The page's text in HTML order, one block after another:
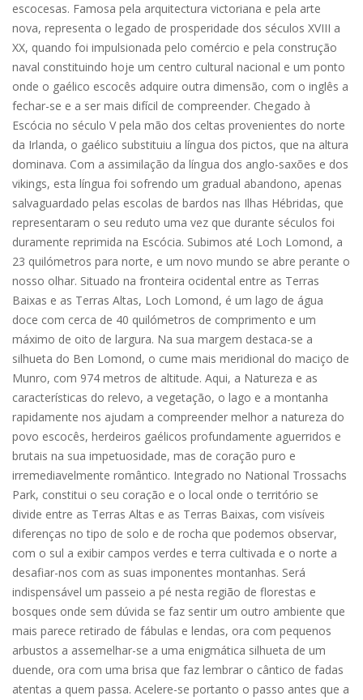
escocesas. Famosa pela arquitectura victoriana e pela arte
nova, representa o legado de prosperidade dos séculos XVIII a
XX, quando foi impulsionada pelo comércio e pela construção
naval constituindo hoje um centro cultural nacional e um ponto
onde o gaélico escocês adquire outra dimensão, com o inglês a
fechar-se e a ser mais difícil de compreender. Chegado à
Escócia no século V pela mão dos celtas provenientes do norte
da Irlanda, o gaélico substituiu a língua dos pictos, que na altura
dominava. Com a assimilação da língua dos anglo-saxões e dos
vikings, esta língua foi sofrendo um gradual abandono, apenas
salvaguardado pelas escolas de bardos nas Ilhas Hébridas, que
representaram o seu reduto uma vez que durante séculos foi
duramente reprimida na Escócia. Subimos até Loch Lomond, a
23 quilómetros para norte, e um novo mundo se abre perante o
nosso olhar. Situado na fronteira ocidental entre as Terras
Baixas e as Terras Altas, Loch Lomond, é um lago de água
doce com cerca de 40 quilómetros de comprimento e um
máximo de oito de largura. Na sua margem destaca-se a
silhueta do Ben Lomond, o cume mais meridional do maciço de
Munro, com 974 metros de altitude. Aqui, a Natureza e as
características do relevo, a vegetação, o lago e a montanha
rapidamente nos ajudam a compreender melhor a natureza do
povo escocês, herdeiros gaélicos profundamente aguerridos e
brutais na sua impetuosidade, mas de coração puro e
irremediavelmente romântico. Integrado no National Trossachs
Park, constitui o seu coração e o local onde o território se
divide entre as Terras Altas e as Terras Baixas, com visíveis
diferenças no tipo de solo e de rocha que podemos observar,
com o sul a exibir campos verdes e terra cultivada e o norte a
desafiar-nos com as suas imponentes montanhas. Será
indispensável um passeio a pé nesta região de florestas e
bosques onde sem dúvida se faz sentir um outro ambiente que
mais parece retirado de fábulas e lendas, ora com pequenos
arbustos a assemelhar-se a uma enigmática silhueta de um
duende, ora com uma brisa que faz lembrar o cântico de fadas
atentas a quem passa. Acelere-se portanto o passo antes que a